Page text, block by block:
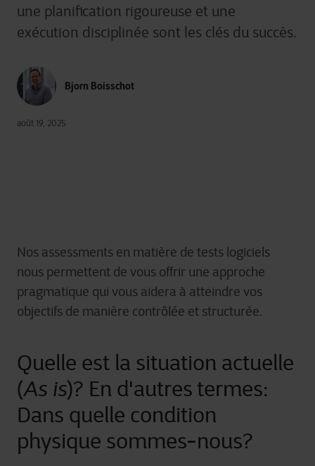
une planification rigoureuse et une
exécution disciplinée sont les clés du succès.
Bjorn Boisschot
août 19, 2025
Nos assessments en matière de tests logiciels
nous permettent de vous offrir une approche
pragmatique qui vous aidera à atteindre vos
objectifs de manière contrôlée et structurée.
Quelle est la situation actuelle
(As is)? En d'autres termes:
Dans quelle condition
physique sommes-nous?